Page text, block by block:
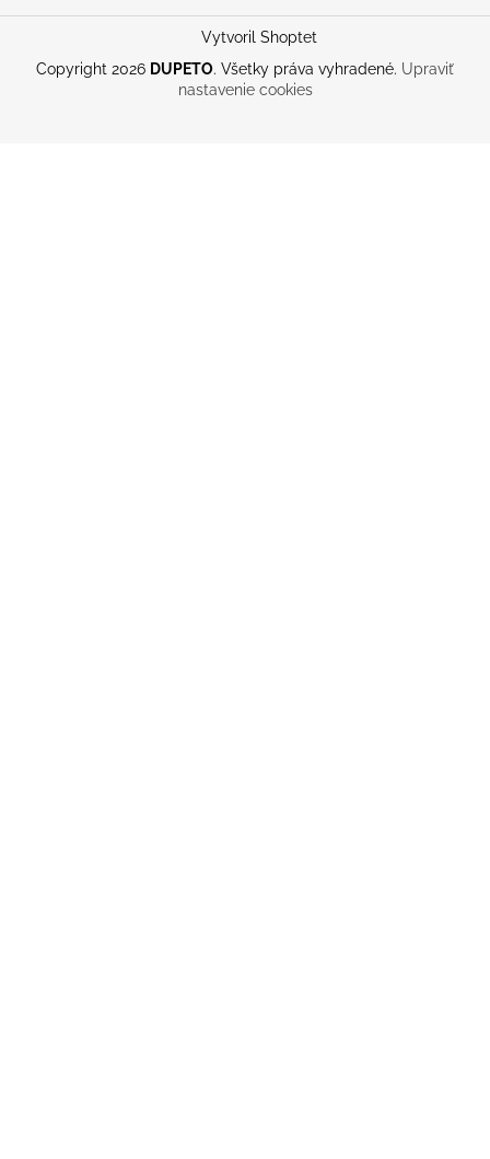
Vytvoril Shoptet
Copyright 2026 DUPETO. Všetky práva vyhradené. Upraviť
nastavenie cookies